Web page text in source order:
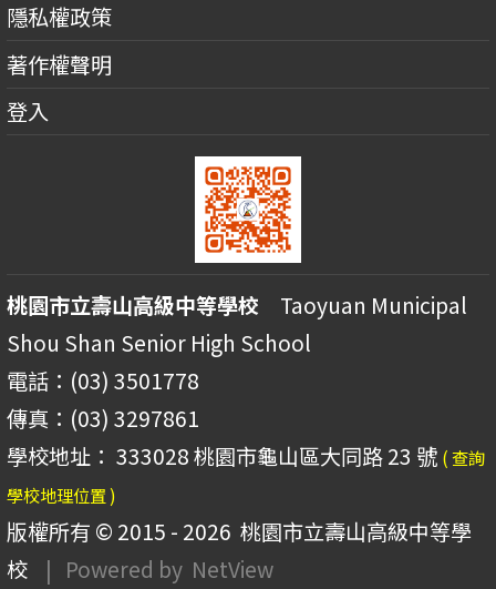
隱私權政策
著作權聲明
登入
桃園市立壽山高級中等學校 Taoyuan Municipal
Shou Shan Senior High School
電話：(03) 3501778
傳真：(03) 3297861
學校地址： 333028 桃園市龜山區大同路 23 號 ( 查詢
學校地理位置 )
版權所有 © 2015 - 2026 桃園市立壽山高級中等學
校
| Powered by NetView